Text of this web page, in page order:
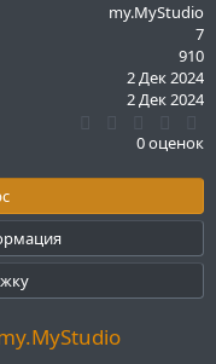
my.MyStudio
7
910
2 Дек 2024
2 Дек 2024
0
0
в
ё
з
д
0 оценок